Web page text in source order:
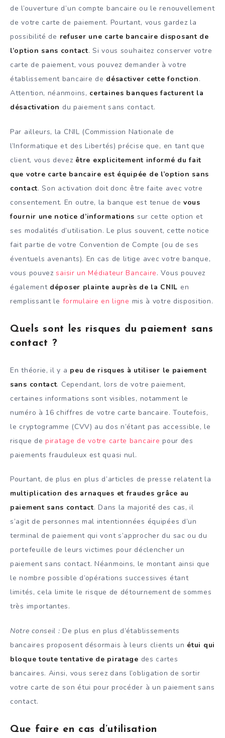
de l’ouverture d’un compte bancaire ou le renouvellement
de votre carte de paiement. Pourtant, vous gardez la
possibilité de refuser une carte bancaire disposant de
l’option sans contact. Si vous souhaitez conserver votre
carte de paiement, vous pouvez demander à votre
établissement bancaire de désactiver cette fonction.
Attention, néanmoins, certaines banques facturent la
désactivation du paiement sans contact.
Par ailleurs, la CNIL (Commission Nationale de
l’Informatique et des Libertés) précise que, en tant que
client, vous devez être explicitement informé du fait
que votre carte bancaire est équipée de l’option sans
contact. Son activation doit donc être faite avec votre
consentement. En outre, la banque est tenue de vous
fournir une notice d’informations sur cette option et
ses modalités d’utilisation. Le plus souvent, cette notice
fait partie de votre Convention de Compte (ou de ses
éventuels avenants). En cas de litige avec votre banque,
vous pouvezsaisir un Médiateur Bancaire. Vous pouvez
également déposer plainte auprès de la CNIL en
remplissant le formulaire en ligne mis à votre disposition.
Quels sont les risques du paiement sans
contact ?
En théorie, il y a peu de risques à utiliser le paiement
sans contact. Cependant, lors de votre paiement,
certaines informations sont visibles, notamment le
numéro à 16 chiffres de votre carte bancaire. Toutefois,
le cryptogramme (CVV) au dos n’étant pas accessible, le
risque de piratage de votre carte bancaire pour des
paiements frauduleux est quasi nul.
Pourtant, de plus en plus d’articles de presse relatent la
multiplication des arnaques et fraudes grâce au
paiement sans contact. Dans la majorité des cas, il
s’agit de personnes mal intentionnées équipées d’un
terminal de paiement qui vont s’approcher du sac ou du
portefeuille de leurs victimes pour déclencher un
paiement sans contact. Néanmoins, le montant ainsi que
le nombre possible d’opérations successives étant
limités, cela limite le risque de détournement de sommes
très importantes.
Notre conseil : De plus en plus d’établissements
bancaires proposent désormais à leurs clients un étui qui
bloque toute tentative de piratage des cartes
bancaires. Ainsi, vous serez dans l’obligation de sortir
votre carte de son étui pour procéder à un paiement sans
contact.
Que faire en cas d’utilisation